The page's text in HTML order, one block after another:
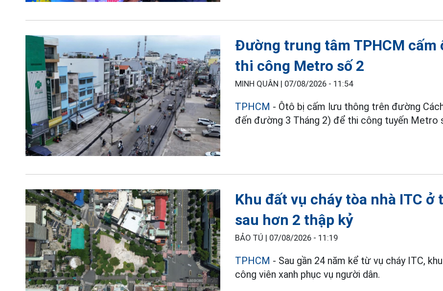
Đường trung tâm TPHCM
thi công Metro số 2
MINH QUÂN | 07/08/2026 - 11:54
TPHCM - Ôtô bị cấm lưu thông trên đường
đến đường 3 Tháng 2) để thi công tuyến Metro
Khu đất vụ cháy tòa nhà ITC
sau hơn 2 thập kỷ
BẢO TÚ | 07/08/2026 - 11:19
TPHCM - Sau gần 24 năm kể từ vụ cháy ITC,
công viên xanh phục vụ người dân.